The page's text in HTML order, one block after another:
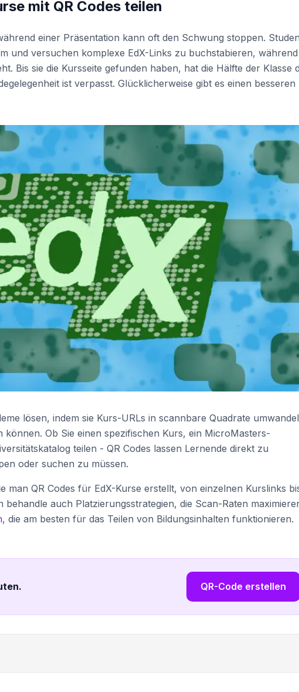
mit QR Codes teilen
einer Präsentation kann oft den Schwung stoppen.
und versuchen komplexe EdX-Links zu buchstabieren,
Bis sie die Kursseite gefunden haben, hat die Hälfte der Klasse
ist verpasst. Glücklicherweise gibt es einen besseren
lösen, indem sie Kurs-URLs in scannbare Quadrate
Ob Sie einen spezifischen Kurs, ein MicroMasters-
teilen - QR Codes lassen Lernende direkt zu
oder suchen zu müssen.
man QR Codes für EdX-Kurse erstellt, von einzelnen Kurslinks
auch Platzierungsstrategien, die Scan-Raten
, die am besten für das Teilen von Bildungsinhalten funktionieren.
. QR-Code erstellen